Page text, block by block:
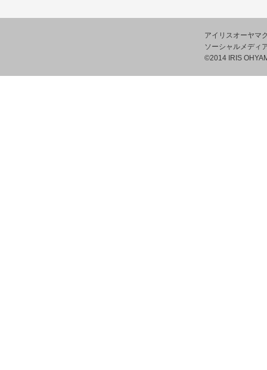
アイリスオーヤマ
ソーシャルメディ
©2014 IRIS